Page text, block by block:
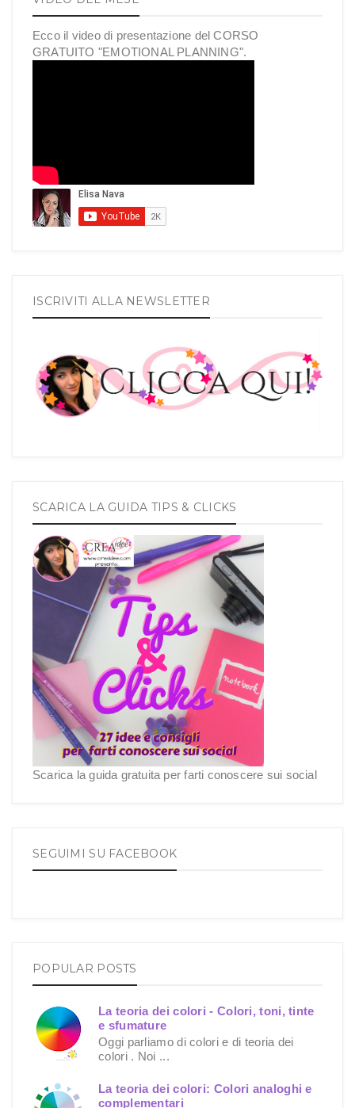
Ecco il video di presentazione del CORSO
GRATUITO "EMOTIONAL PLANNING".
ISCRIVITI ALLA NEWSLETTER
SCARICA LA GUIDA TIPS & CLICKS
Scarica la guida gratuita per farti conoscere sui social
SEGUIMI SU FACEBOOK
POPULAR POSTS
La teoria dei colori - Colori, toni, tinte
e sfumature
Oggi parliamo di colori e di teoria dei
colori . Noi ...
La teoria dei colori: Colori analoghi e
complementari